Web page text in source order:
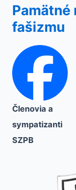
fašizmu
Členovia a
sympatizanti
SZPB